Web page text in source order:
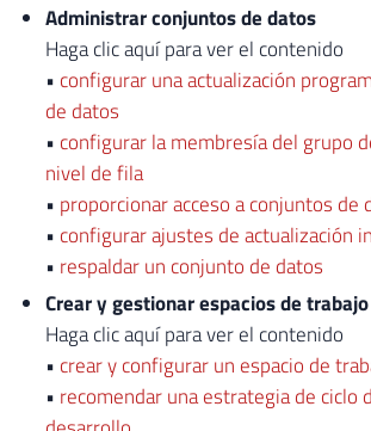
Administrar conjuntos de datos
Haga clic aquí para ver el contenido
• configurar una actualización
de datos
• configurar la membresía del grupo
nivel de fila
• proporcionar acceso a conjuntos de
• configurar ajustes de actualización
• respaldar un conjunto de datos
Crear y gestionar espacios de trabajo
Haga clic aquí para ver el contenido
• crear y configurar un espacio de
• recomendar una estrategia de ciclo